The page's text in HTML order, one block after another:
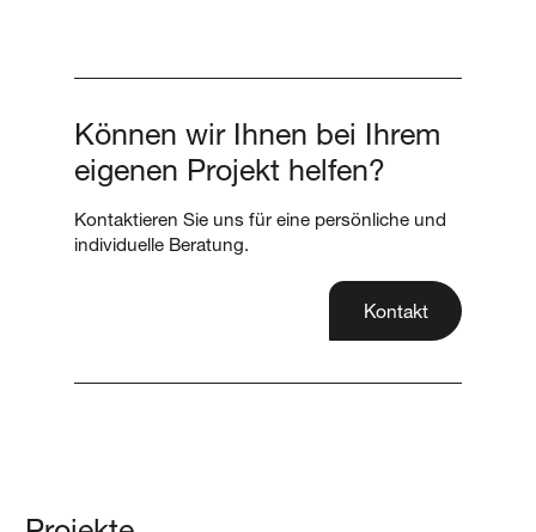
Können wir Ihnen bei Ihrem
eigenen Projekt helfen?
Kontaktieren Sie uns für eine persönliche und
individuelle Beratung.
Kontakt